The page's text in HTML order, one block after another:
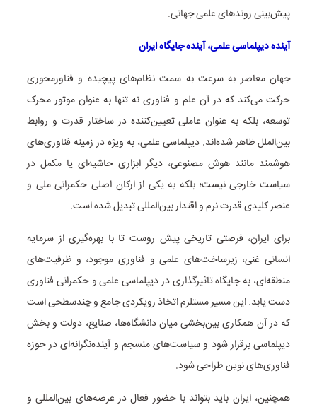
پیش‌بینی روندهای علمی جهانی.
آینده دیپلماسی علمی، آینده جایگاه ایران
جهان معاصر به سرعت به سمت نظام‌های پیچیده و فناورمحوری
حرکت می‌کند که در آن علم و فناوری نه تنها به عنوان موتور محرک
توسعه، بلکه به عنوان عاملی تعیین‌کننده در ساختار قدرت و روابط
بین‌الملل ظاهر شده‌اند. دیپلماسی علمی، به ویژه در زمینه فناوری‌های
هوشمند مانند هوش مصنوعی، دیگر ابزاری حاشیه‌ای یا مکمل در
سیاست خارجی نیست؛ بلکه به یکی از ارکان اصلی حکمرانی ملی و
عنصر کلیدی قدرت نرم و اقتدار بین‌المللی تبدیل شده است.
برای ایران، فرصتی تاریخی پیش روست تا با بهره‌گیری از سرمایه
انسانی غنی، زیرساخت‌های علمی و فناوری موجود، و ظرفیت‌های
منطقه‌ای، به جایگاه تاثیرگذاری در دیپلماسی علمی و حکمرانی فناوری
دست یابد. این مسیر مستلزم اتخاذ رویکردی جامع و چندسطحی است
که در آن همکاری بین‌بخشی میان دانشگاه‌ها، صنایع، دولت و بخش
دیپلماسی برقرار شود و سیاست‌های منسجم و آینده‌نگرانه‌ای در حوزه
فناوری‌های نوین طراحی شود.
همچنین، ایران باید بتواند با حضور فعال در عرصه‌های بین‌المللی و